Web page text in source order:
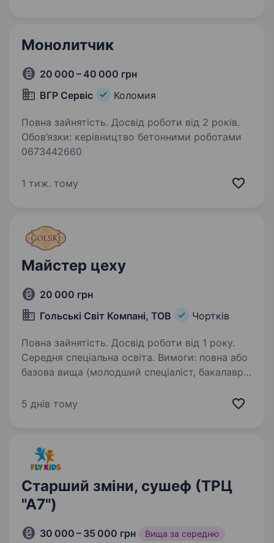
Монолитчик
20 000 – 40 000 грн
ВГР Сервіс
Коломия
Повна зайнятість. Досвід роботи від 2 років.
Обов’язки: керівництво бетонними роботами
0673442660
1 тиж. тому
Майстер цеху
20 000 грн
Гольські Світ Компані, ТОВ
Чортків
Повна зайнятість. Досвід роботи від 1 року.
Середня спеціальна освіта. Вимоги: повна або
базова вища (молодший спеціаліст, бакалавр)
підготовки «Харчові технології». Умови
5 днів тому
Старший зміни, сушеф (ТРЦ
"А7")
30 000 – 35 000 грн Вища за середню